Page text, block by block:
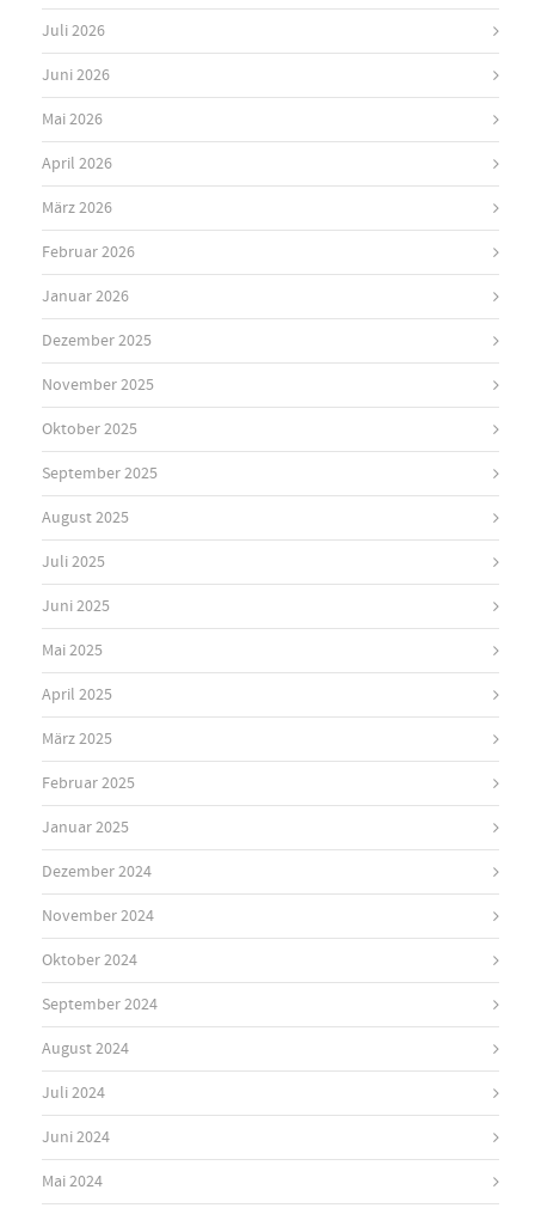
Juli 2026
Juni 2026
Mai 2026
April 2026
März 2026
Februar 2026
Januar 2026
Dezember 2025
November 2025
Oktober 2025
September 2025
August 2025
Juli 2025
Juni 2025
Mai 2025
April 2025
März 2025
Februar 2025
Januar 2025
Dezember 2024
November 2024
Oktober 2024
September 2024
August 2024
Juli 2024
Juni 2024
Mai 2024